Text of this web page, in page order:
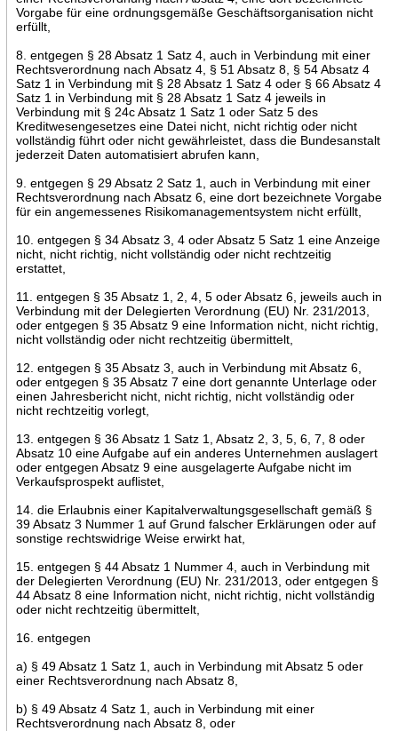
Vorgabe für eine ordnungsgemäße Geschäftsorganisation nicht
erfüllt,
8. entgegen § 28 Absatz 1 Satz 4, auch in Verbindung mit einer
Rechtsverordnung nach Absatz 4, § 51 Absatz 8, § 54 Absatz 4
Satz 1 in Verbindung mit § 28 Absatz 1 Satz 4 oder § 66 Absatz 4
Satz 1 in Verbindung mit § 28 Absatz 1 Satz 4 jeweils in
Verbindung mit § 24c Absatz 1 Satz 1 oder Satz 5 des
Kreditwesengesetzes eine Datei nicht, nicht richtig oder nicht
vollständig führt oder nicht gewährleistet, dass die Bundesanstalt
jederzeit Daten automatisiert abrufen kann,
9. entgegen § 29 Absatz 2 Satz 1, auch in Verbindung mit einer
Rechtsverordnung nach Absatz 6, eine dort bezeichnete Vorgabe
für ein angemessenes Risikomanagementsystem nicht erfüllt,
10. entgegen § 34 Absatz 3, 4 oder Absatz 5 Satz 1 eine Anzeige
nicht, nicht richtig, nicht vollständig oder nicht rechtzeitig
erstattet,
11. entgegen § 35 Absatz 1, 2, 4, 5 oder Absatz 6, jeweils auch in
Verbindung mit der Delegierten Verordnung (EU) Nr. 231/2013,
oder entgegen § 35 Absatz 9 eine Information nicht, nicht richtig,
nicht vollständig oder nicht rechtzeitig übermittelt,
12. entgegen § 35 Absatz 3, auch in Verbindung mit Absatz 6,
oder entgegen § 35 Absatz 7 eine dort genannte Unterlage oder
einen Jahresbericht nicht, nicht richtig, nicht vollständig oder
nicht rechtzeitig vorlegt,
13. entgegen § 36 Absatz 1 Satz 1, Absatz 2, 3, 5, 6, 7, 8 oder
Absatz 10 eine Aufgabe auf ein anderes Unternehmen auslagert
oder entgegen Absatz 9 eine ausgelagerte Aufgabe nicht im
Verkaufsprospekt auflistet,
14. die Erlaubnis einer Kapitalverwaltungsgesellschaft gemäß §
39 Absatz 3 Nummer 1 auf Grund falscher Erklärungen oder auf
sonstige rechtswidrige Weise erwirkt hat,
15. entgegen § 44 Absatz 1 Nummer 4, auch in Verbindung mit
der Delegierten Verordnung (EU) Nr. 231/2013, oder entgegen §
44 Absatz 8 eine Information nicht, nicht richtig, nicht vollständig
oder nicht rechtzeitig übermittelt,
16. entgegen
a) § 49 Absatz 1 Satz 1, auch in Verbindung mit Absatz 5 oder
einer Rechtsverordnung nach Absatz 8,
b) § 49 Absatz 4 Satz 1, auch in Verbindung mit einer
Rechtsverordnung nach Absatz 8, oder